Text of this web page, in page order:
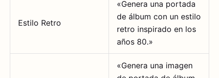
Estilo Retro
«Genera una portada
de álbum con un estilo
retro inspirado en los
años 80.»
«Genera una imagen